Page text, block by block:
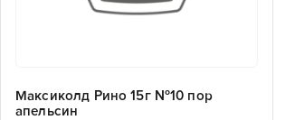
Максиколд Рино 15г №10 пор
апельсин